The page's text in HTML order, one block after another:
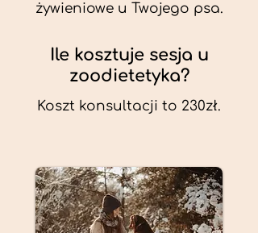
żywieniowe u Twojego psa.
Ile kosztuje sesja u
zoodietetyka?
Koszt konsultacji to 230zł.